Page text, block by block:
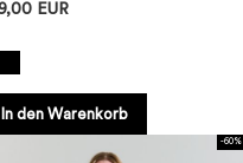
EUR
In den Warenkorb
-60%